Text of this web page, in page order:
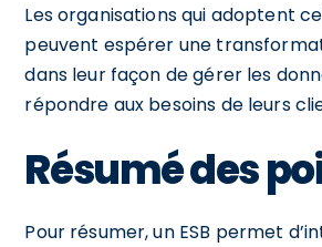
Les organisations qui adoptent
peuvent espérer une
dans leur façon de gérer les
répondre aux besoins de leurs
Résumé des
Pour résumer, un ESB permet